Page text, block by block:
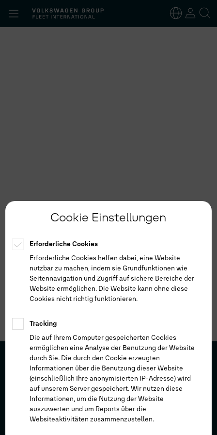
Cookie Einstellungen
Erforderliche Cookies
Erforderliche Cookies helfen dabei, eine Website
nutzbar zu machen, indem sie Grundfunktionen wie
Seitennavigation und Zugriff auf sichere Bereiche der
Website ermöglichen. Die Website kann ohne diese
Cookies nicht richtig funktionieren.
Tracking
Die auf Ihrem Computer gespeicherten Cookies
ermöglichen eine Analyse der Benutzung der Website
durch Sie. Die durch den Cookie erzeugten
Informationen über die Benutzung dieser Website
(einschließlich Ihre anonymisierten IP-Adresse) wird
auf unserem Server gespeichert. Wir nutzen diese
Informationen, um die Nutzung der Website
auszuwerten und um Reports über die
Websiteaktivitäten zusammenzustellen.
nach:
22 23